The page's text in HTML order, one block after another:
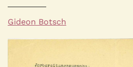
Autor*innen
Gideon Botsch